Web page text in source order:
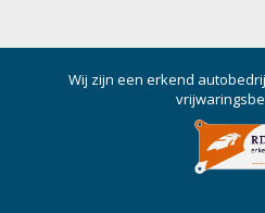
Wij zijn een erkend